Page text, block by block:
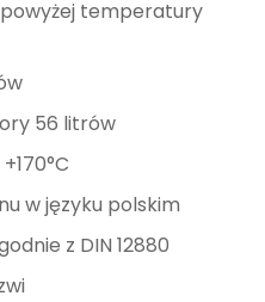
temperatury
56 litrów
w języku polskim
z DIN 12880